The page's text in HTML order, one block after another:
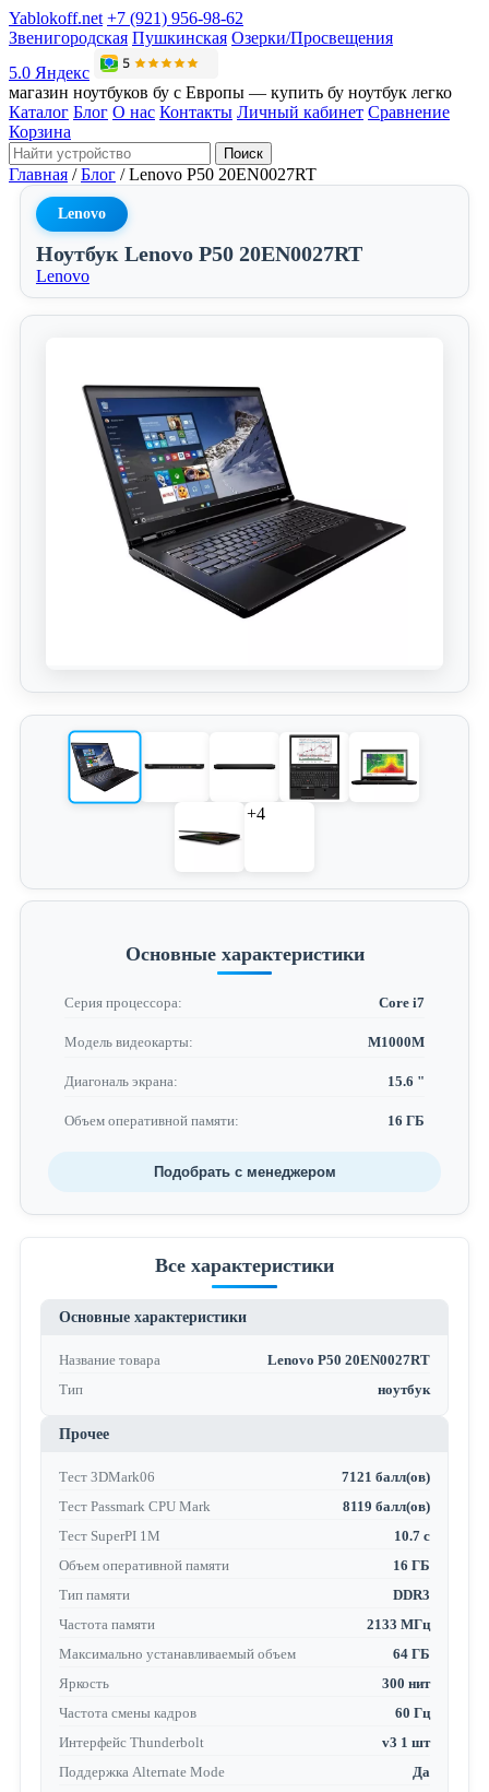
Yablokoff.net +7 (921) 956-98-62
Звенигородская Пушкинская Озерки/Просвещения
5.0 Яндекс
магазин ноутбуков бу с Европы — купить бу ноутбук легко
Каталог Блог О нас Контакты Личный кабинет Сравнение
Корзина
Поиск
Главная / Блог / Lenovo P50 20EN0027RT
Lenovo
Ноутбук Lenovo P50 20EN0027RT
Lenovo
+4
Основные характеристики
Серия процессора: Core i7
Модель видеокарты: M1000M
Диагональ экрана: 15.6 "
Объем оперативной памяти: 16 ГБ
Подобрать с менеджером
Все характеристики
Основные характеристики
Название товара
Lenovo P50 20EN0027RT
Тип
ноутбук
Прочее
Тест 3DMark06
7121 балл(ов)
Тест Passmark CPU Mark
8119 балл(ов)
Тест SuperPI 1M
10.7 с
Объем оперативной памяти
16 ГБ
Тип памяти
DDR3
Частота памяти
2133 МГц
Максимально устанавливаемый объем
64 ГБ
Яркость
300 нит
Частота смены кадров
60 Гц
Интерфейс Thunderbolt
v3 1 шт
Поддержка Alternate Mode
Да